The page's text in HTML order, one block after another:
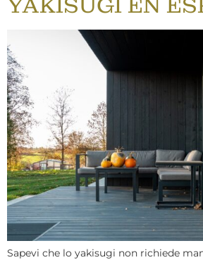
YAKISUGI EN
Sapevi che lo yakisugi non richiede